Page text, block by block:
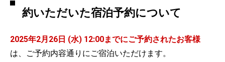
約いただいた宿泊予約について
2025年2月26日 (水) 12:00までにご予約されたお客様
は、ご予約内容通りにご宿泊いただけます。